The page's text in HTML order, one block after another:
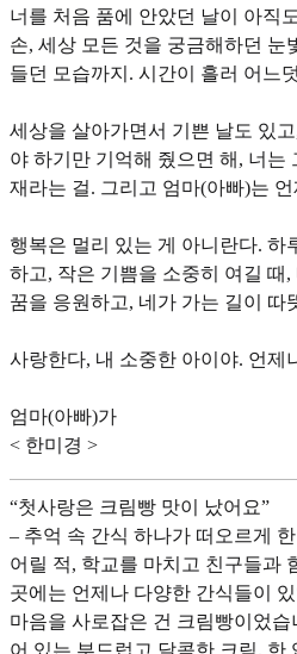
너를 처음 품에 안았던 날이 아직
손, 세상 모든 것을 궁금해하던 눈
들던 모습까지. 시간이 흘러 어느
세상을 살아가면서 기쁜 날도 있
야 하기만 기억해 줬으면 해, 너는
재라는 걸. 그리고 엄마(아빠)는
행복은 멀리 있는 게 아니란다. 하
하고, 작은 기쁨을 소중히 여길 때,
꿈을 응원하고, 네가 가는 길이 따
사랑한다, 내 소중한 아이야. 언제
엄마(아빠)가
< 한미경 >
“첫사랑은 크림빵 맛이 났어요”
– 추억 속 간식 하나가 떠오르게 한
어릴 적, 학교를 마치고 친구들과
곳에는 언제나 다양한 간식들이
마음을 사로잡은 건 크림빵이었
어 있는 부드럽고 달콤한 크림. 한